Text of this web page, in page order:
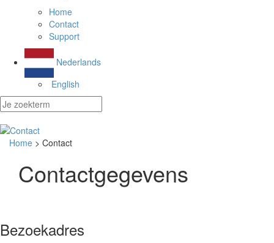
Home
Contact
Support
Nederlands
English
Home > Contact
Contactgegevens
Bezoekadres